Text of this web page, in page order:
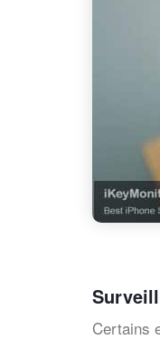
Certains